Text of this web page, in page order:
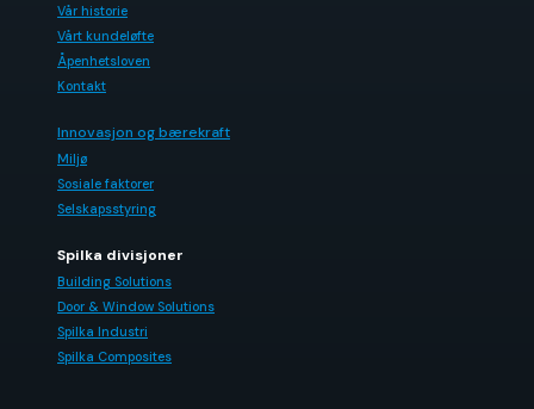
Vår historie
Vårt kundeløfte
Åpenhetsloven
Kontakt
Innovasjon og bærekraft
Miljø
Sosiale faktorer
Selskapsstyring
Spilka divisjoner
Building Solutions
Door & Window Solutions
Spilka Industri
Spilka Composites